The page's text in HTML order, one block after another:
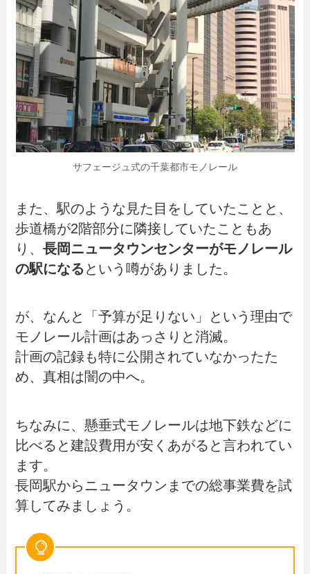
サフェージュ式の千葉都市モノレール
また、駅のような見た目をしていたことと、
歩道橋が2階部分に隣接していたこともあ
り、長岡ニュータウンセンターがモノレール
の駅になる という噂がありました。
が、なんと「予算が足りない」という理由で
モノレール計画はあっさりと消滅。
計画の記録も特に公開されていなかったた
め、真相は闇の中へ。
ちなみに、懸垂式モノレールは地下鉄などに
比べると建設費用が安くあがると言われてい
ます。
長岡駅からニュータウンまでの総事業費を試
算してみましょう。